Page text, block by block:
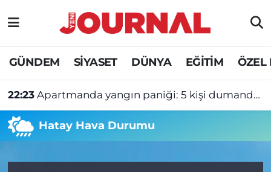
GÜNDEM SİYASET DÜNYA EĞİTİM ÖZEL
22:23 Apartmanda yangın paniği: 5 kişi dumandan etkilendi
Hatay Hava Durumu
GÜNDEM
SİYASET
SAĞLIK
DÜNYA
Nöbetçi Eczaneler
Hava Durumu
Trafik Durumu
Süper Lig Puan Durumu ve Fikstür